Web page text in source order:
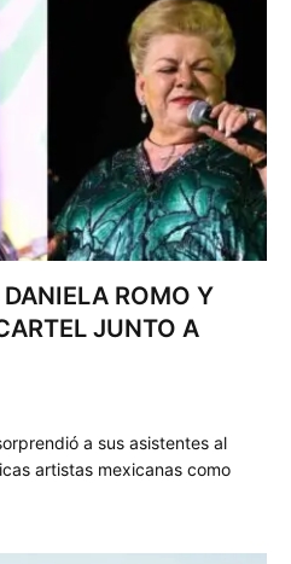
ROMO Y
JUNTO A
a sus asistentes al
artistas mexicanas como